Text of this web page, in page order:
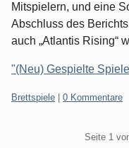
Mitspielern, und eine
Abschluss des
auch „Atlantis Rising“
"(Neu) Gespielte
Kategorien:
Brettspiele 0 Kommentare
Seite 1